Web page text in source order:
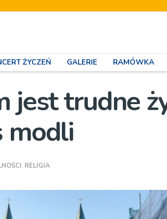
ŻYCZEŃ GALERIE RAMÓWKA
jest trudne
modli
, RELIGIA